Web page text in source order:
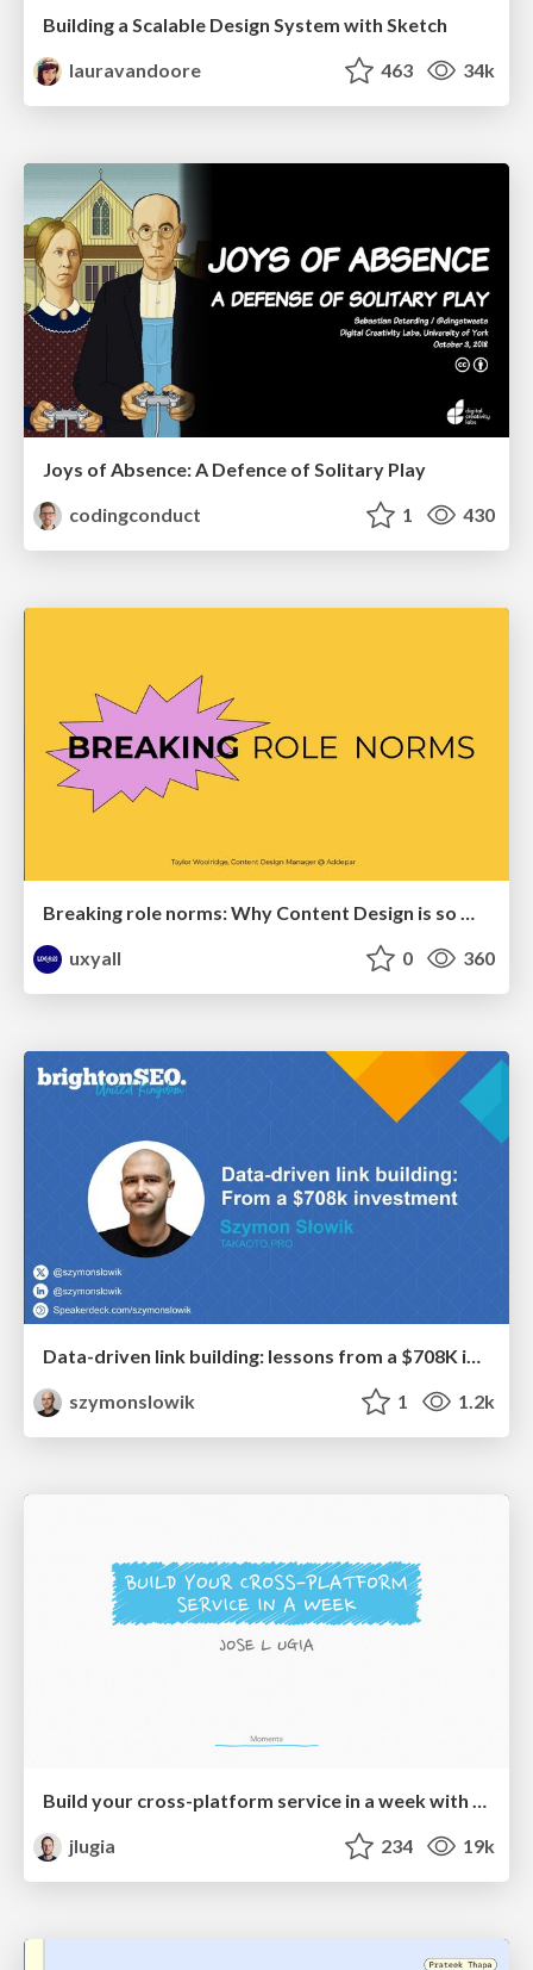
Building a Scalable Design System with Sketch
lauravandoore
463 34k
Joys of Absence: A Defence of Solitary Play
codingconduct
1 430
Breaking role norms: Why Content Design is so much more than writing copy - Taylor Woolridge
uxyall
0 360
Data-driven link building: lessons from a $708K investment (BrightonSEO talk)
szymonslowik
1 1.2k
jlugia
234 19k